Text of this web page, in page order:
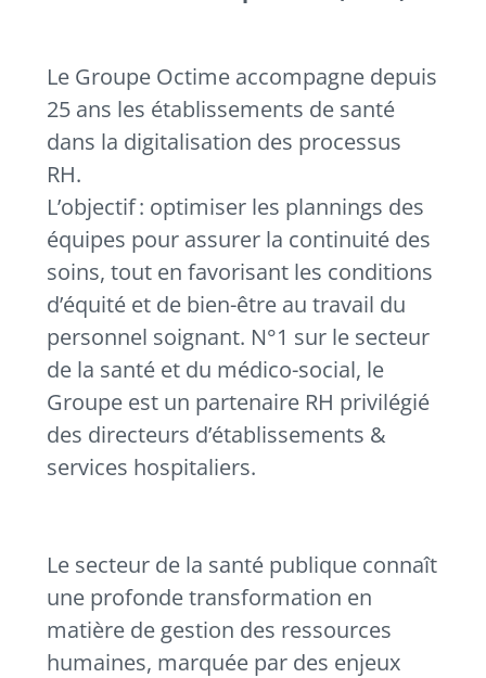
Le Groupe Octime accompagne depuis
25 ans les établissements de santé
dans la digitalisation des processus
RH.
L’objectif : optimiser les plannings des
équipes pour assurer la continuité des
soins, tout en favorisant les conditions
d’équité et de bien-être au travail du
personnel soignant. N°1 sur le secteur
de la santé et du médico-social, le
Groupe est un partenaire RH privilégié
des directeurs d’établissements &
services hospitaliers.
Le secteur de la santé publique connaît
une profonde transformation en
matière de gestion des ressources
humaines, marquée par des enjeux